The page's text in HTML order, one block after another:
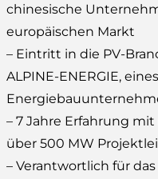
chinesische
europäischen Markt
– Eintritt in die PV-
ALPINE-ENERGIE,
– 7 Jahre Erfahrung
über 500 MW
– Verantwortlich für